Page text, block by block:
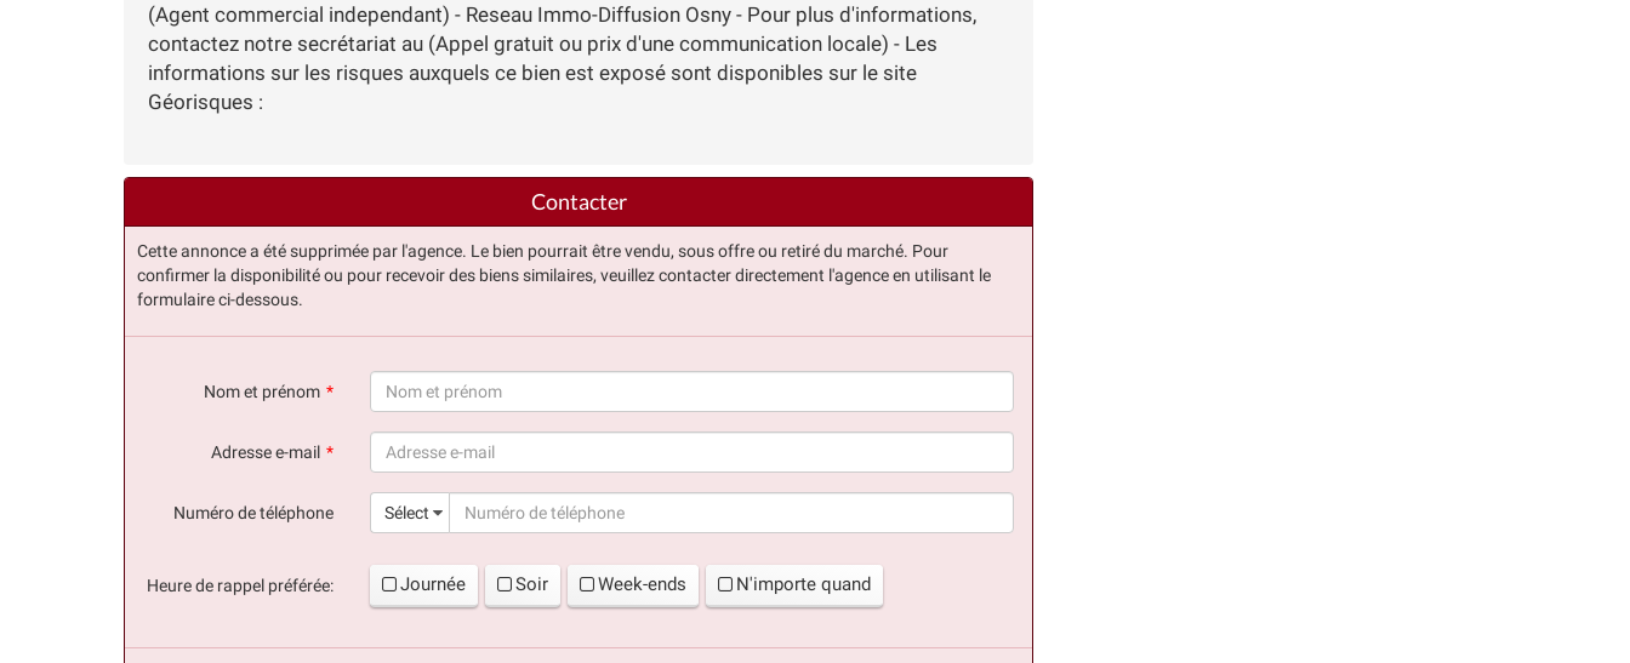
(Agent commercial independant) - Reseau Immo-Diffusion Osny - Pour plus d'informations,
contactez notre secrétariat au (Appel gratuit ou prix d'une communication locale) - Les
informations sur les risques auxquels ce bien est exposé sont disponibles sur le site
Géorisques :
Contacter
Cette annonce a été supprimée par l'agence. Le bien pourrait être vendu, sous offre ou retiré du marché. Pour
confirmer la disponibilité ou pour recevoir des biens similaires, veuillez contacter directement l'agence en utilisant le
formulaire ci-dessous.
Nom et prénom
Adresse e-mail
Numéro de téléphone
Sélect
Heure de rappel préférée: Journée Soir Week-ends N'importe quand